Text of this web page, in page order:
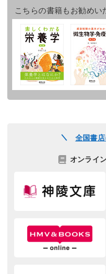
こちらの書籍もお勧めい
全国書
オンライ